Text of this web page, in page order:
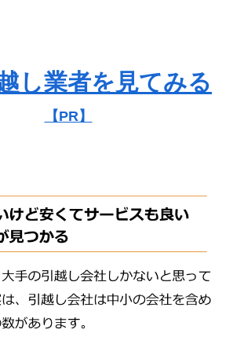
し業者を見てみる
【PR】